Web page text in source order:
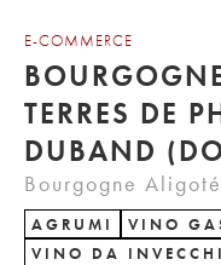
E-COMMERCE
TERRES DE
Bourgogne
AGRUMI
VINO
VINO DA